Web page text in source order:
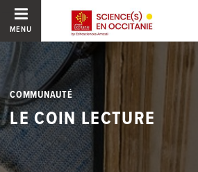
MENU
COMMUNAUTÉ
LE COIN LECTURE